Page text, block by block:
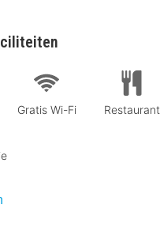
Gratis Wi-Fi Restaurant